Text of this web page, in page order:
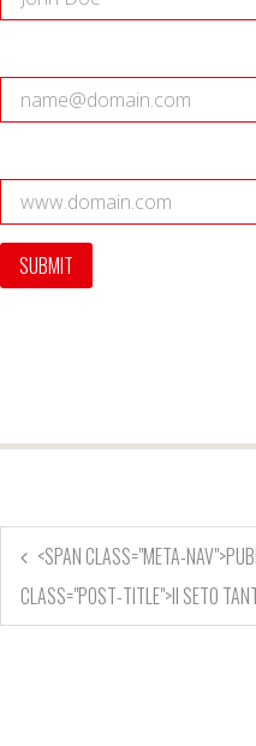
<SPAN CLASS="META-
CLASS="POST-TITLE">II SETO